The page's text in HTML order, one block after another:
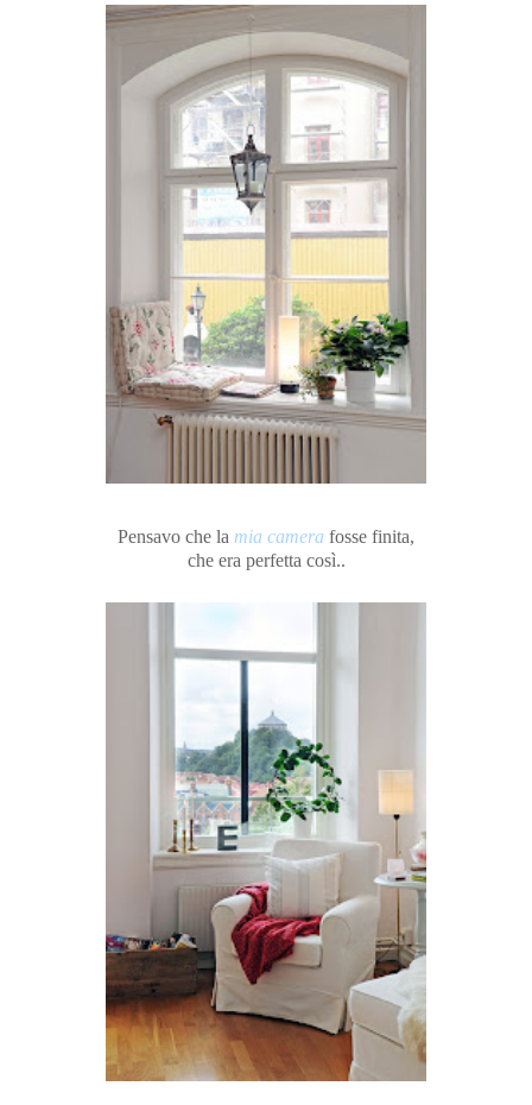
Pensavo che la mia camera fosse finita,
che era perfetta così..